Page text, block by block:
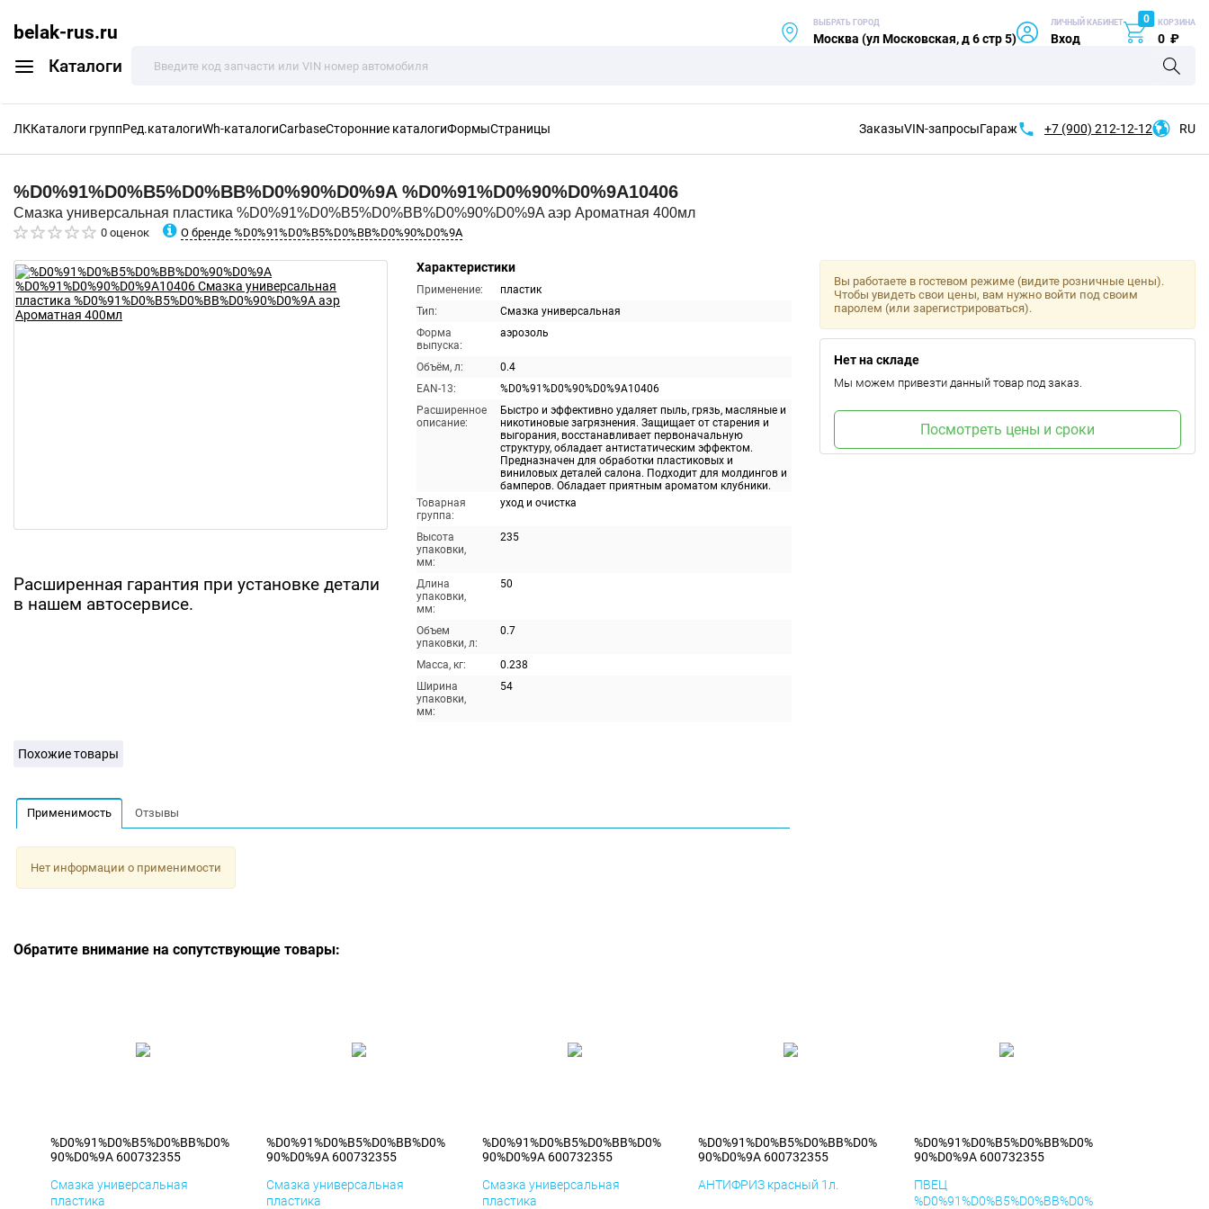
belak-rus.ru
Каталоги
ВЫБРАТЬ ГОРОД
Москва (ул Московская, д 6 стр 5)
ЛИЧНЫЙ КАБИНЕТ
Вход
0 КОРЗИНА
0 ₽
ЛККаталоги группРед.каталогиWh-каталогиCarbaseСторонние каталогиФормыСтраницы ЗаказыVIN-запросыГараж +7 (900) 212-12-12 RU
%D0%91%D0%B5%D0%BB%D0%90%D0%9A %D0%91%D0%90%D0%9A10406
Смазка универсальная пластика %D0%91%D0%B5%D0%BB%D0%90%D0%9A аэр Ароматная 400мл
0 оценок О бренде %D0%91%D0%B5%D0%BB%D0%90%D0%9A
Расширенная гарантия при установке детали
в нашем автосервисе.
Характеристики
Применение:
пластик
Тип:
Смазка универсальная
Форма
выпуска:
аэрозоль
Объём, л:
0.4
EAN-13:
%D0%91%D0%90%D0%9A10406
Расширенное
описание:
Быстро и эффективно удаляет пыль, грязь, масляные и
никотиновые загрязнения. Защищает от старения и
выгорания, восстанавливает первоначальную
структуру, обладает антистатическим эффектом.
Предназначен для обработки пластиковых и
виниловых деталей салона. Подходит для молдингов и
бамперов. Обладает приятным ароматом клубники.
Товарная
группа:
уход и очистка
Высота
упаковки,
мм:
235
Длина
упаковки,
мм:
50
Объем
упаковки, л:
0.7
Масса, кг:
0.238
Ширина
упаковки,
мм:
54
Вы работаете в гостевом режиме (видите розничные цены).
Чтобы увидеть свои цены, вам нужно войти под своим
паролем (или зарегистрироваться).
Нет на складе
Мы можем привезти данный товар под заказ.
Посмотреть цены и сроки
Похожие товары
Применимость Отзывы
Нет информации о применимости
Обратите внимание на сопутствующие товары:
%D0%91%D0%B5%D0%BB%D0%
90%D0%9A 600732355
Смазка универсальная
пластика
%D0%91%D0%B5%D0%BB%D0%
90%D0%9A 600732355
Смазка универсальная
пластика
%D0%91%D0%B5%D0%BB%D0%
90%D0%9A 600732355
Смазка универсальная
пластика
%D0%91%D0%B5%D0%BB%D0%
90%D0%9A 600732355
АНТИФРИЗ красный 1л.
%D0%91%D0%B5%D0%BB%D0%
90%D0%9A 600732355
ПВЕЦ
%D0%91%D0%B5%D0%BB%D0%